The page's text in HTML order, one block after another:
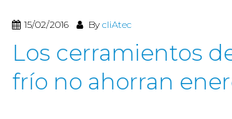
15/02/2016 BycliAtec
Los cerramientos
frío no ahorran